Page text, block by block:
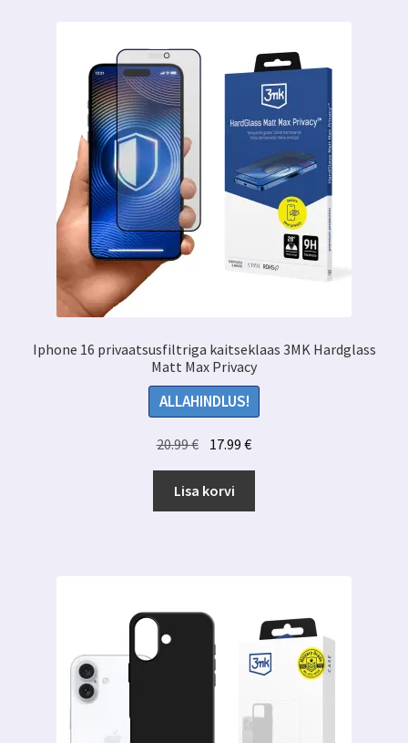
Iphone 16 privaatsusfiltriga kaitseklaas 3MK Hardglass
Matt Max Privacy
ALLAHINDLUS!
20.99€ Algne
oli:
20.99 €.
17.99€Praegune
17.99 €.
Lisa korvi